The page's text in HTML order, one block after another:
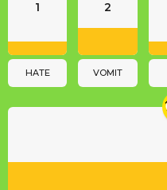
o
1
HATE
2
VOMIT